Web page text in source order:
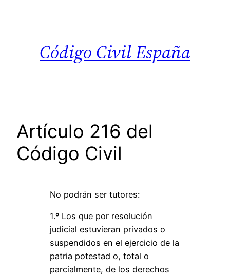
Código Civil España
Artículo 216 del
Código Civil
No podrán ser tutores:
1.º Los que por resolución
judicial estuvieran privados o
suspendidos en el ejercicio de la
patria potestad o, total o
parcialmente, de los derechos